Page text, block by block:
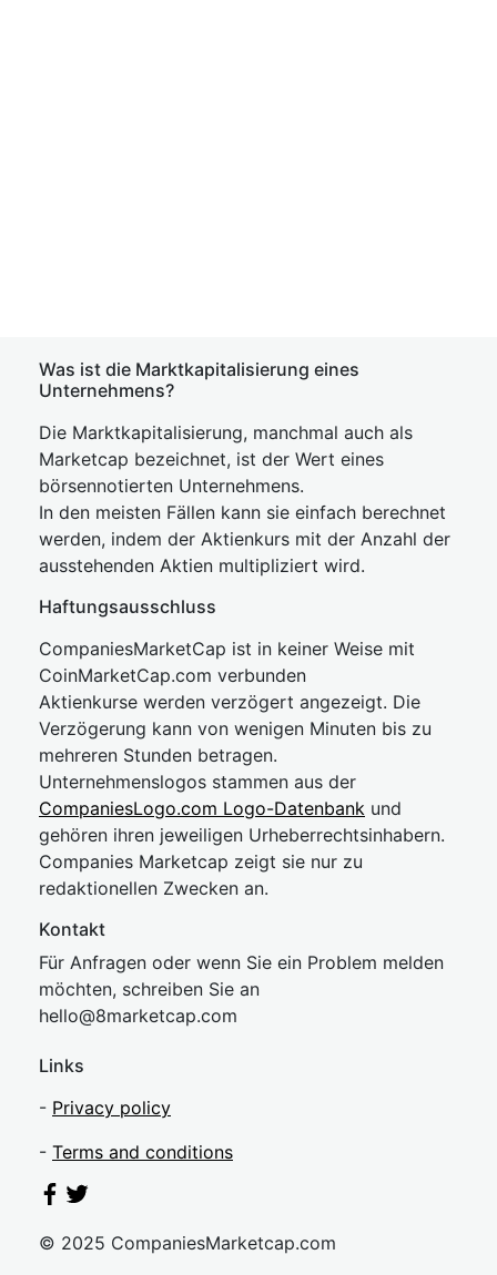
Was ist die Marktkapitalisierung eines
Unternehmens?
Die Marktkapitalisierung, manchmal auch als
Marketcap bezeichnet, ist der Wert eines
börsennotierten Unternehmens.
In den meisten Fällen kann sie einfach berechnet
werden, indem der Aktienkurs mit der Anzahl der
ausstehenden Aktien multipliziert wird.
Haftungsausschluss
CompaniesMarketCap ist in keiner Weise mit
CoinMarketCap.com verbunden
Aktienkurse werden verzögert angezeigt. Die
Verzögerung kann von wenigen Minuten bis zu
mehreren Stunden betragen.
Unternehmenslogos stammen aus der
CompaniesLogo.com Logo-Datenbank und
gehören ihren jeweiligen Urheberrechtsinhabern.
Companies Marketcap zeigt sie nur zu
redaktionellen Zwecken an.
Kontakt
Für Anfragen oder wenn Sie ein Problem melden
möchten, schreiben Sie an
hello@8marketcap.com
Links
- Privacy policy
- Terms and conditions
© 2025 CompaniesMarketcap.com